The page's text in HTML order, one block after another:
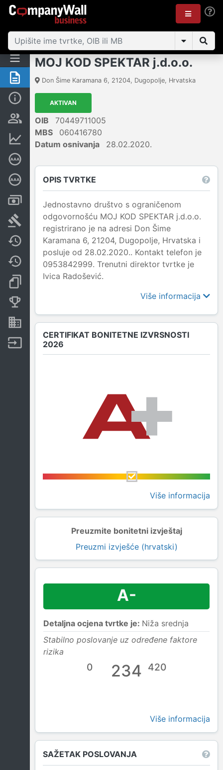
Sažetak
Osobe i vlasništvo
Dubinska bonitetna ocjena
Računi i blokade
Sudske objave
Javne nabavke
Promjene
Dokumenti i objave
Nekretnine i imovina
Izvoz
MOJ KOD SPEKTAR j.d.o.o.
Don Šime Karamana 6, 21204, Dugopolje, Hrvatska
AKTIVAN
OIB
70449711005
MBS
060416780
Datum osnivanja
28.02.2020.
OPIS TVRTKE
Jednostavno društvo s ograničenom
odgovornošću MOJ KOD SPEKTAR j.d.o.o.
registrirano je na adresi Don Šime
Karamana 6, 21204, Dugopolje, Hrvatska i
posluje od 28.02.2020.. Kontakt telefon je
0953842999. Trenutni direktor tvrtke je
Ivica Radošević.
Više informacija
CERTIFIKAT BONITETNE IZVRSNOSTI
2026
Više informacija
Preuzmite bonitetni izvještaj
Preuzmi izvješće (hrvatski)
A-
Detaljna ocjena tvrtke je: Niža srednja
Stabilno poslovanje uz određene faktore
rizika
0 234 420
Više informacija
SAŽETAK POSLOVANJA